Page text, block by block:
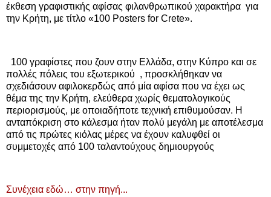
έκθεση γραφιστικής αφίσας φιλανθρωπικού χαρακτήρα για
την Κρήτη, με τίτλο «100 Posters for Crete».
100 γραφίστες που ζουν στην Ελλάδα, στην Κύπρο και σε
πολλές πόλεις του εξωτερικού , προσκλήθηκαν να
σχεδιάσουν αφιλοκερδώς από μία αφίσα που να έχει ως
θέμα της την Κρήτη, ελεύθερα χωρίς θεματολογικούς
περιορισμούς, με οποιαδήποτε τεχνική επιθυμούσαν. Η
ανταπόκριση στο κάλεσμα ήταν πολύ μεγάλη με αποτέλεσμα
από τις πρώτες κιόλας μέρες να έχουν καλυφθεί οι
συμμετοχές από 100 ταλαντούχους δημιουργούς
Συνέχεια εδώ… στην πηγή...